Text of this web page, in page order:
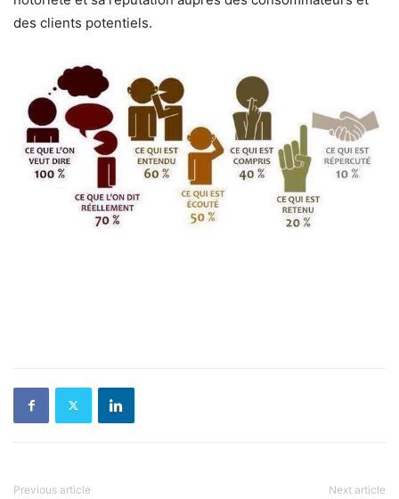
des clients potentiels.
Previous article Next article